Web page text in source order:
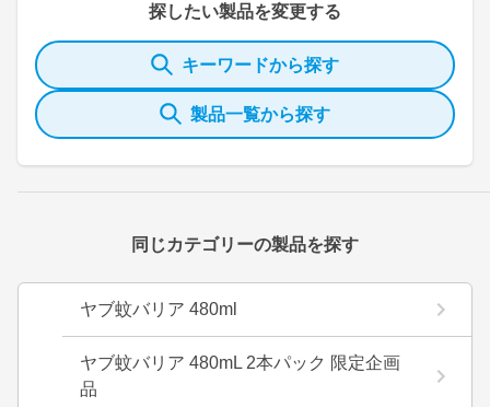
探したい製品を変更する
キーワードから探す
製品一覧から探す
同じカテゴリーの製品を探す
ヤブ蚊バリア 480ml
ヤブ蚊バリア 480mL 2本パック 限定企画
品